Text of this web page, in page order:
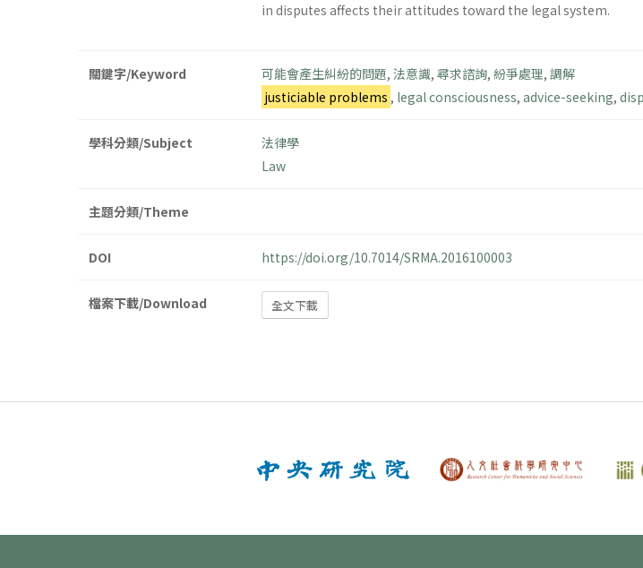
in disputes affects their attitudes toward the legal system.
關鍵字/Keyword 可能會產生糾紛的問題, 法意識, 尋求諮詢, 紛爭處理, 調解
justiciable problems , legal consciousness, advice-seeking,
學科分類/Subject
法律學
Law
主題分類/Theme
DOI https://doi.org/10.7014/SRMA.2016100003
檔案下載/Download 全文下載